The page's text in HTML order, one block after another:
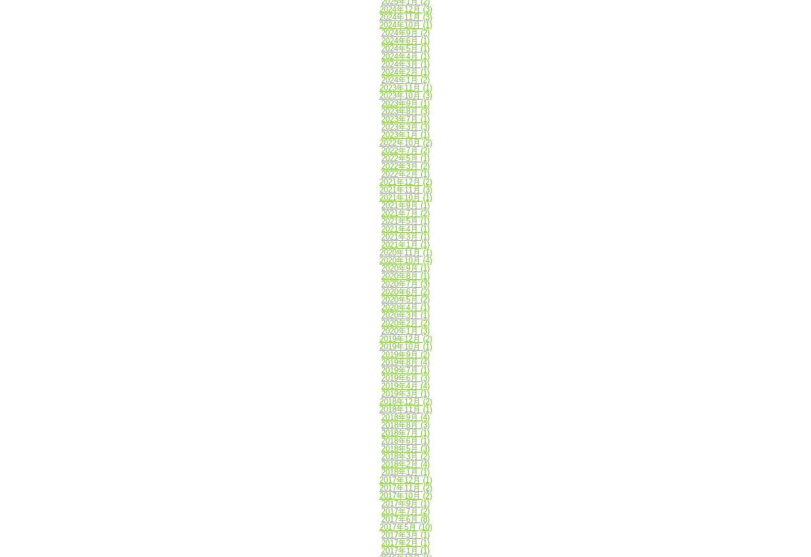
2024年12月 (3)
2024年11月 (3)
2024年10月 (1)
2024年9月 (2)
2024年6月 (1)
2024年5月 (1)
2024年4月 (1)
2024年3月 (1)
2024年2月 (1)
2024年1月 (2)
2023年11月 (1)
2023年10月 (3)
2023年9月 (1)
2023年8月 (3)
2023年7月 (1)
2023年3月 (3)
2023年1月 (1)
2022年10月 (2)
2022年7月 (2)
2022年5月 (1)
2022年3月 (2)
2022年2月 (1)
2021年12月 (2)
2021年11月 (3)
2021年10月 (1)
2021年9月 (1)
2021年7月 (2)
2021年5月 (1)
2021年4月 (1)
2021年3月 (1)
2021年1月 (1)
2020年11月 (1)
2020年10月 (4)
2020年9月 (1)
2020年8月 (1)
2020年7月 (3)
2020年6月 (2)
2020年5月 (2)
2020年4月 (1)
2020年3月 (1)
2020年2月 (2)
2020年1月 (3)
2019年12月 (2)
2019年10月 (1)
2019年9月 (2)
2019年8月 (4)
2019年7月 (1)
2019年6月 (3)
2019年4月 (4)
2019年3月 (1)
2018年12月 (2)
2018年11月 (1)
2018年9月 (4)
2018年8月 (3)
2018年7月 (1)
2018年6月 (1)
2018年5月 (3)
2018年3月 (2)
2018年2月 (4)
2018年1月 (1)
2017年12月 (1)
2017年11月 (2)
2017年10月 (2)
2017年9月 (1)
2017年7月 (2)
2017年6月 (8)
2017年5月 (10)
2017年3月 (1)
2017年2月 (1)
2017年1月 (1)